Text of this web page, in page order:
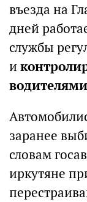
въезда на
дней
службы
и
заранее
словам
иркутяне